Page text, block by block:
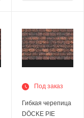
Под заказ
Гибкая черепица
DÖCKE PIE